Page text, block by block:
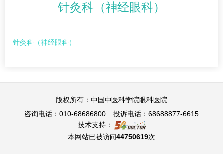
针灸科（神经眼科）
针灸科（神经眼科）
版权所有：中国中医科学院眼科医院
咨询电话：010-68686800 投诉电话：68688877-6615
技术支持：
本网站已被访问44750619次